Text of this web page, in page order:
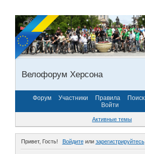
Велофорум Херсона
Форум Участники Правила Поиск
Войти
Активные темы
Привет, Гость! Войдитеили зарегистрируйтесь.